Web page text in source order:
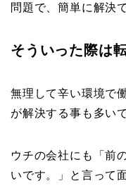
問題で、簡単に解決
そういった際は
無理して辛い環境で
が解決する事も多い
ウチの会社にも「前
いです。」と言って